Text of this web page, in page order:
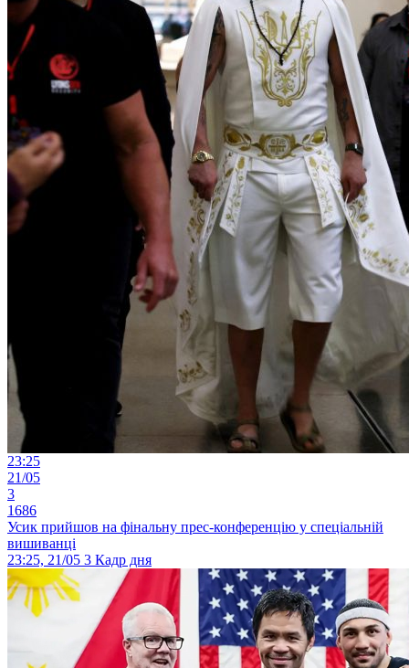
23:25
21/05
3
1686
Усик прийшов на фінальну прес-конференцію у спеціальній
вишиванці
23:25, 21/05 3 Кадр дня